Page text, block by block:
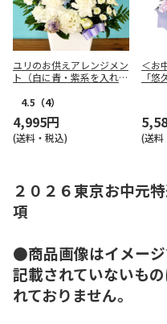
ユリのお供えアレンジメン
ト（白に青・紫系を入れ
4.5 （4）
4,995円
(送料・税込)
＜お
「悠
(送料
２０２６東京お中元
項
●商品画像はイメー
記載されていないも
れておりません。